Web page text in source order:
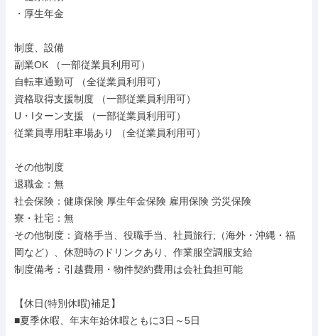
・厚生年金
制度、設備
副業OK （一部従業員利用可）
自転車通勤可 （全従業員利用可）
資格取得支援制度 （一部従業員利用可）
U・Iターン支援 （一部従業員利用可）
従業員専用駐車場あり （全従業員利用可）
その他制度
退職金：無
社会保険：健康保険 厚生年金保険 雇用保険 労災保険
寮・社宅：無
その他制度：資格手当、役職手当、社員旅行;（海外・沖縄・福
岡など）、休憩時のドリンクあり、作業服空調服支給
制度備考：引越費用・物件契約費用は会社負担可能
【休日(特別休暇)補足】
■夏季休暇、年末年始休暇ともに3日～5日